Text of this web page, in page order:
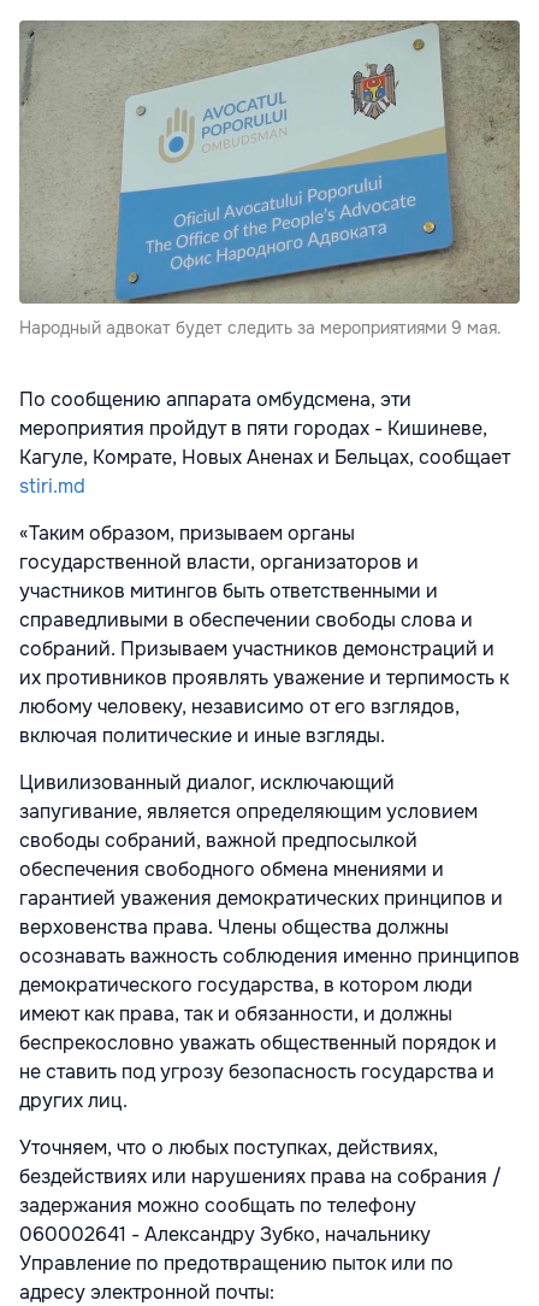
Народный адвокат будет следить за мероприятиями 9 мая.
По сообщению аппарата омбудсмена, эти
мероприятия пройдут в пяти городах - Кишиневе,
Кагуле, Комрате, Новых Аненах и Бельцах, сообщает
stiri.md
«Таким образом, призываем органы
государственной власти, организаторов и
участников митингов быть ответственными и
справедливыми в обеспечении свободы слова и
собраний. Призываем участников демонстраций и
их противников проявлять уважение и терпимость к
любому человеку, независимо от его взглядов,
включая политические и иные взгляды.
Цивилизованный диалог, исключающий
запугивание, является определяющим условием
свободы собраний, важной предпосылкой
обеспечения свободного обмена мнениями и
гарантией уважения демократических принципов и
верховенства права. Члены общества должны
осознавать важность соблюдения именно принципов
демократического государства, в котором люди
имеют как права, так и обязанности, и должны
беспрекословно уважать общественный порядок и
не ставить под угрозу безопасность государства и
других лиц.
Уточняем, что о любых поступках, действиях,
бездействиях или нарушениях права на собрания /
задержания можно сообщать по телефону
060002641 - Александру Зубко, начальнику
Управление по предотвращению пыток или по
адресу электронной почты: